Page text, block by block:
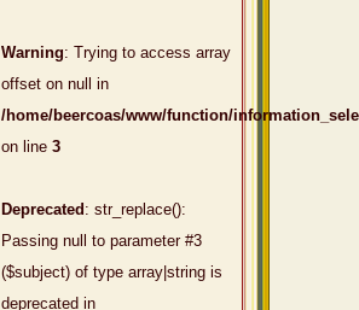
Warning: Trying to access array
offset on null in
/home/beercoas/www/function/
on line 3
Deprecated : str_replace():
Passing null to parameter #3
($subject) of type array|string is
deprecated in